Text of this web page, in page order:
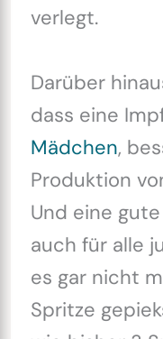
verlegt.
Darüber
dass eine
Mädchen,
Produktion
Und eine
auch für alle
es gar nicht
Spritze